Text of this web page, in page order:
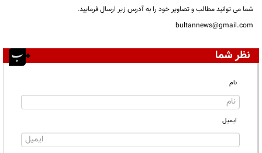
شما می توانید مطالب و تصاویر خود را به آدرس زیر ارسال فرمایید.
bultannews@gmail.com
نظر شما
نام
ایمیل